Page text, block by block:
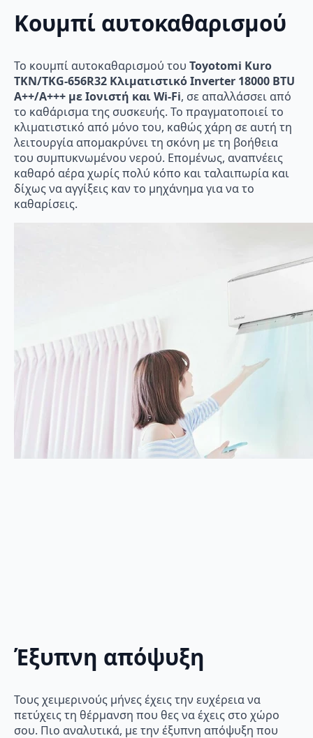
Κουμπί αυτοκαθαρισμού
Το κουμπί αυτοκαθαρισμού του Toyotomi Kuro
TKN/TKG-656R32 Κλιματιστικό Inverter 18000 BTU
A++/A+++ με Ιονιστή και Wi-Fi, σε απαλλάσσει από
το καθάρισμα της συσκευής. Το πραγματοποιεί το
κλιματιστικό από μόνο του, καθώς χάρη σε αυτή τη
λειτουργία απομακρύνει τη σκόνη με τη βοήθεια
του συμπυκνωμένου νερού. Επομένως, αναπνέεις
καθαρό αέρα χωρίς πολύ κόπο και ταλαιπωρία και
δίχως να αγγίξεις καν το μηχάνημα για να το
καθαρίσεις.
Έξυπνη απόψυξη
Τους χειμερινούς μήνες έχεις την ευχέρεια να
πετύχεις τη θέρμανση που θες να έχεις στο χώρο
σου. Πιο αναλυτικά, με την έξυπνη απόψυξη που